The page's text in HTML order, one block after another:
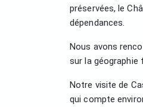
préservées, le
dépendances.
Nous avons
sur la géographie
Notre visite de
qui compte